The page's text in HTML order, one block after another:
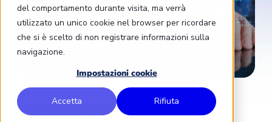
del comportamento durante visita, ma verrà
utilizzato un unico cookie nel browser per ricordare
che si è scelto di non registrare informazioni sulla
navigazione.
Impostazioni cookie
Accetta Rifiuta
NETWORK SECURITY